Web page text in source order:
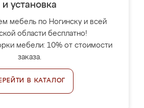
и установка
мебель по Ногинску и всей
области бесплатно!
мебели: 10% от стоимости
заказа.
В КАТАЛОГ